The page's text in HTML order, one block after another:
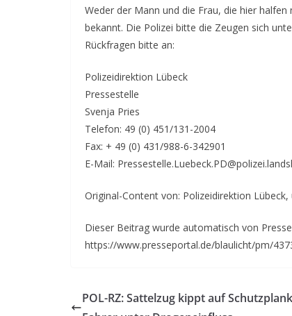
Weder der Mann und die Frau, die hier
bekannt. Die Polizei bitte die Zeugen sich
Rückfragen bitte an:
Polizeidirektion Lübeck
Pressestelle
Svenja Pries
Telefon: 49 (0) 451/131-2004
Fax: + 49 (0) 431/988-6-342901
E-Mail:
Original-Content von: Polizeidirektion
Dieser Beitrag wurde automatisch von
https://www.presseportal.de/blaulicht/pm/
POL-RZ: Sattelzug kippt auf